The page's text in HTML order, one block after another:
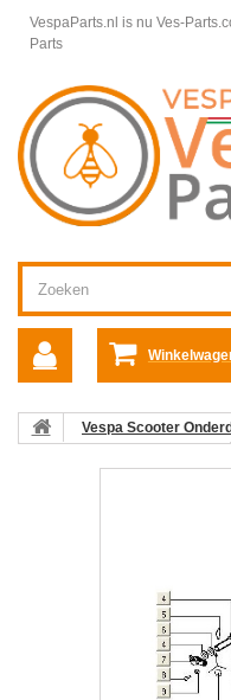
VespaParts.nl is nu Ves-
Parts
Vespa Scooter